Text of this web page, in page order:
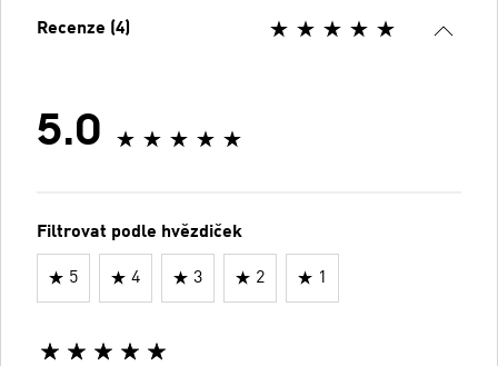
Recenze (4)
5.0
Filtrovat podle hvězdiček
5 4 3 2 1